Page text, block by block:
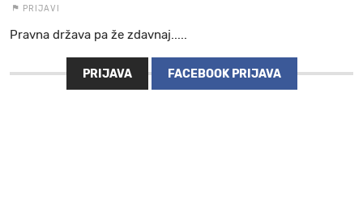
PRIJAVI
Pravna država pa že zdavnaj.....
PRIJAVA FACEBOOK PRIJAVA